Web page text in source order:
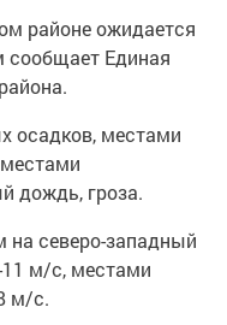
районе ожидается
сообщает Единая
осадков, местами
дождь, гроза.
на северо-западный
м/с, местами
м/с.